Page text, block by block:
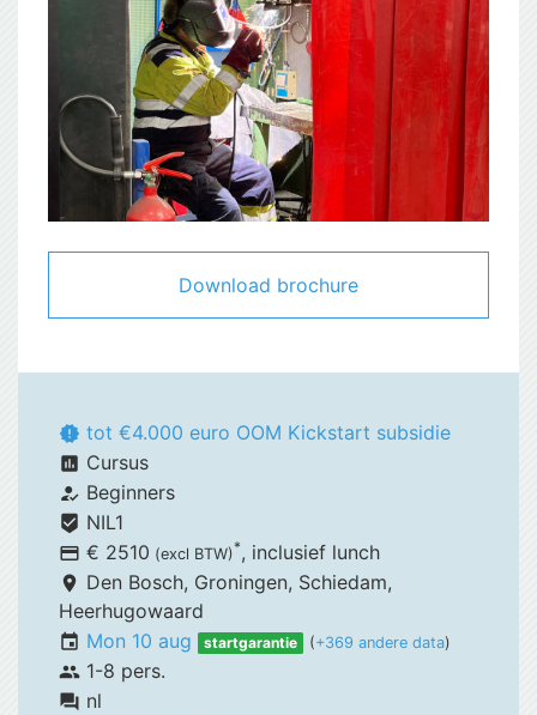
Download brochure
new_releases tot €4.000 euro OOM Kickstart subsidie
assessment Cursus
how_to_reg Beginners
beenhere NIL1
payment € 2510 (excl BTW)*, inclusief lunch
place Den Bosch, Groningen, Schiedam,
Heerhugowaard
event Mon 10 aug startgarantie (+369 andere data)
group 1-8 pers.
forum nl